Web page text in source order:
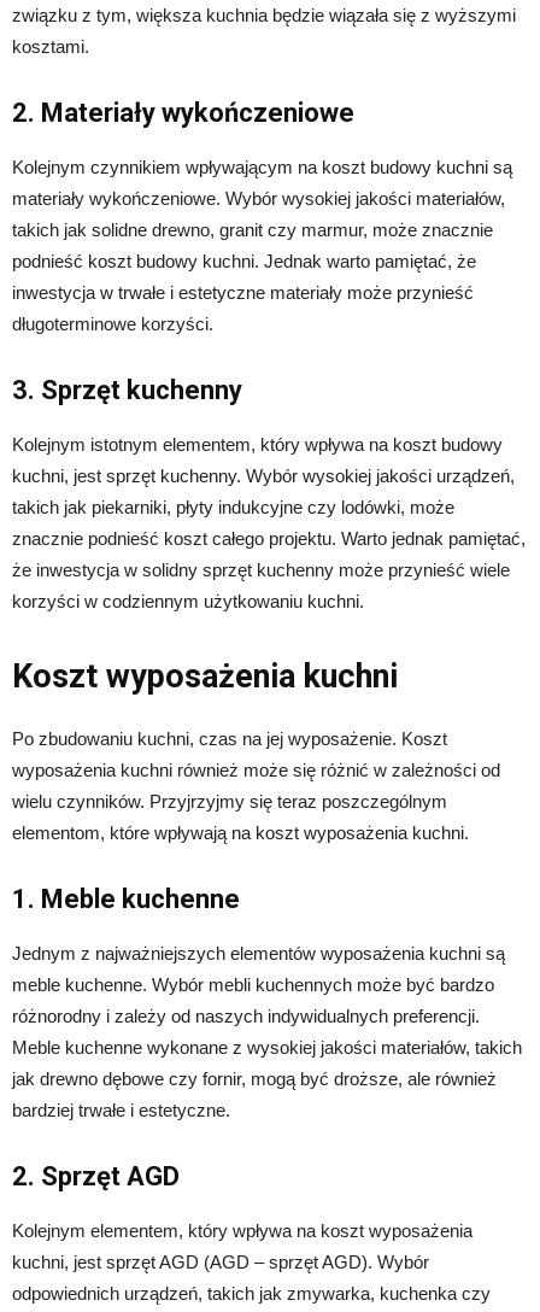
związku z tym, większa kuchnia będzie wiązała się z wyższymi
kosztami.
2. Materiały wykończeniowe
Kolejnym czynnikiem wpływającym na koszt budowy kuchni są
materiały wykończeniowe. Wybór wysokiej jakości materiałów,
takich jak solidne drewno, granit czy marmur, może znacznie
podnieść koszt budowy kuchni. Jednak warto pamiętać, że
inwestycja w trwałe i estetyczne materiały może przynieść
długoterminowe korzyści.
3. Sprzęt kuchenny
Kolejnym istotnym elementem, który wpływa na koszt budowy
kuchni, jest sprzęt kuchenny. Wybór wysokiej jakości urządzeń,
takich jak piekarniki, płyty indukcyjne czy lodówki, może
znacznie podnieść koszt całego projektu. Warto jednak pamiętać,
że inwestycja w solidny sprzęt kuchenny może przynieść wiele
korzyści w codziennym użytkowaniu kuchni.
Koszt wyposażenia kuchni
Po zbudowaniu kuchni, czas na jej wyposażenie. Koszt
wyposażenia kuchni również może się różnić w zależności od
wielu czynników. Przyjrzyjmy się teraz poszczególnym
elementom, które wpływają na koszt wyposażenia kuchni.
1. Meble kuchenne
Jednym z najważniejszych elementów wyposażenia kuchni są
meble kuchenne. Wybór mebli kuchennych może być bardzo
różnorodny i zależy od naszych indywidualnych preferencji.
Meble kuchenne wykonane z wysokiej jakości materiałów, takich
jak drewno dębowe czy fornir, mogą być droższe, ale również
bardziej trwałe i estetyczne.
2. Sprzęt AGD
Kolejnym elementem, który wpływa na koszt wyposażenia
kuchni, jest sprzęt AGD (AGD – sprzęt AGD). Wybór
odpowiednich urządzeń, takich jak zmywarka, kuchenka czy